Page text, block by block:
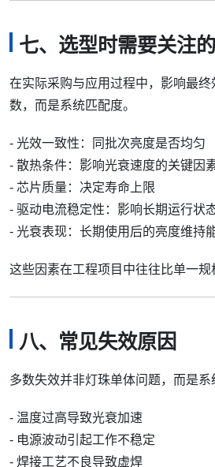
七、选型时需要关注
在实际采购与应用过程中，影响最
数，而是系统匹配度。
- 光效一致性：同批次亮度是否均匀
- 散热条件：影响光衰速度的关键因
- 芯片质量：决定寿命上限
- 驱动电流稳定性：影响长期运行状
- 光衰表现：长期使用后的亮度维持
这些因素在工程项目中往往比单一规
八、常见失效原因
多数失效并非灯珠单体问题，而是系
- 温度过高导致光衰加速
- 电源波动引起工作不稳定
- 焊接工艺不良导致虚焊